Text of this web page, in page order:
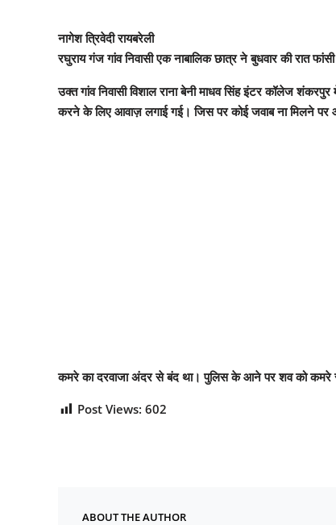
नागेश त्रिवेदी रायबरेली
रघुराय गंज गांव निवासी एक नाबालिक छात्र ने बुधवार की रात
उक्त गांव निवासी विशाल राना बेनी माधव सिंह इंटर कॉलेज
करने के लिए आवाज़ लगाई गई। जिस पर कोई जवाब ना मिलने
कमरे का दरवाजा अंदर से बंद था। पुलिस के आने पर शव को कमरे से
Post Views: 602
ABOUT THE AUTHOR